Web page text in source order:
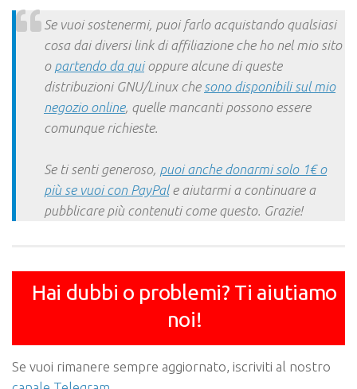
Se vuoi sostenermi, puoi farlo acquistando qualsiasi
cosa dai diversi link di affiliazione che ho nel mio sito
o partendo da quioppure alcune di queste
distribuzioni GNU/Linux che sono disponibili sul mio
negozio online, quelle mancanti possono essere
comunque richieste.
Se ti senti generoso, puoi anche donarmi solo 1€ o
più se vuoi con PayPale aiutarmi a continuare a
pubblicare più contenuti come questo. Grazie!
Hai dubbi o problemi? Ti aiutiamo
noi!
Se vuoi rimanere sempre aggiornato, iscriviti al nostro